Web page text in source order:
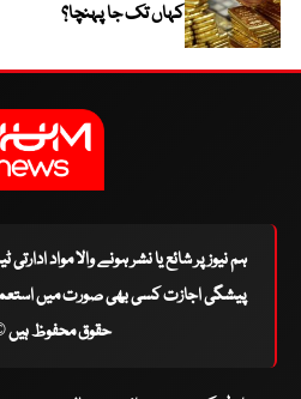
کہاں تک جا پہنچا؟
ہم نیوز پر شائع یا نشر ہونے والا مواد
پیشگی اجازت کسی بھی صورت میں
حقوق محفوظ ہیں ©